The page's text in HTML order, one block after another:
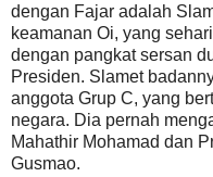
dengan Fajar adalah
keamanan Oi, yang
dengan pangkat sersan
Presiden. Slamet
anggota Grup C, yang
negara. Dia pernah
Mahathir Mohamad dan
Gusmao.